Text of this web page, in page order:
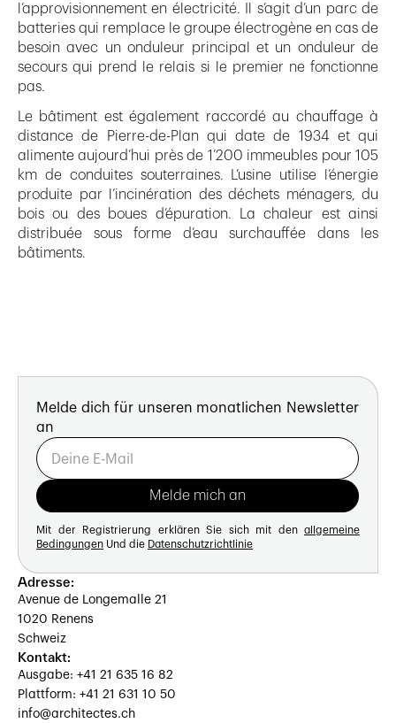
l’approvisionnement en électricité. Il s’agit d’un parc de
batteries qui remplace le groupe électrogène en cas de
besoin avec un onduleur principal et un onduleur de
secours qui prend le relais si le premier ne fonctionne
pas.
Le bâtiment est également raccordé au chauffage à
distance de Pierre-de-Plan qui date de 1934 et qui
alimente aujourd’hui près de 1’200 immeubles pour 105
km de conduites souterraines. L’usine utilise l’énergie
produite par l’incinération des déchets ménagers, du
bois ou des boues d’épuration. La chaleur est ainsi
distribuée sous forme d’eau surchauffée dans les
bâtiments.
Melde dich für unseren monatlichen Newsletter
an
Mit der Registrierung erklären Sie sich mit den allgemeine
Bedingungen Und die Datenschutzrichtlinie
Adresse:
Avenue de Longemalle 21
1020 Renens
Schweiz
Kontakt:
Ausgabe: +41 21 635 16 82
Plattform: +41 21 631 10 50
info@architectes.ch